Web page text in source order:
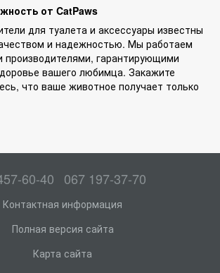
от CatPaws
для туалета и аксессуары известны
и надежностью. Мы работаем
производителями, гарантирующими
вашего любимца. Закажите
что ваше животное получает только
60-40 067 197-37-70
Контактная информация
Полная версия сайта
Карта сайта